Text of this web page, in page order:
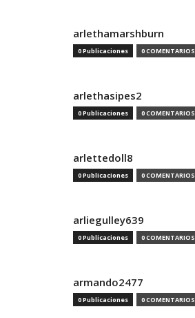
arlethamarshburn
0 Publicaciones 0 COMENTARIOS
arlethasipes2
0 Publicaciones 0 COMENTARIOS
arlettedoll8
0 Publicaciones 0 COMENTARIOS
arliegulley639
0 Publicaciones 0 COMENTARIOS
armando2477
0 Publicaciones 0 COMENTARIOS